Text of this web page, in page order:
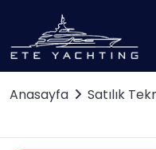
Anasayfa Satılık